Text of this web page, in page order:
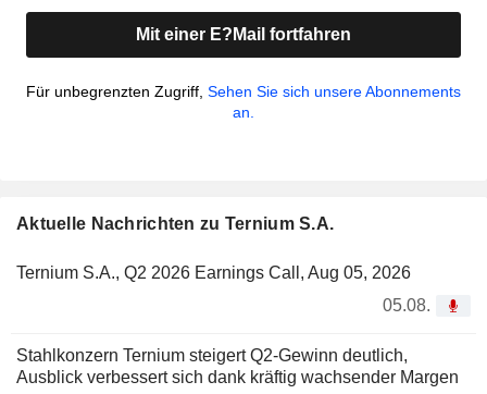
Mit einer E?Mail fortfahren
Für unbegrenzten Zugriff, Sehen Sie sich unsere Abonnements
an.
Aktuelle Nachrichten zu Ternium S.A.
Ternium S.A., Q2 2026 Earnings Call, Aug 05, 2026
05.08.
Stahlkonzern Ternium steigert Q2-Gewinn deutlich,
Ausblick verbessert sich dank kräftig wachsender Margen